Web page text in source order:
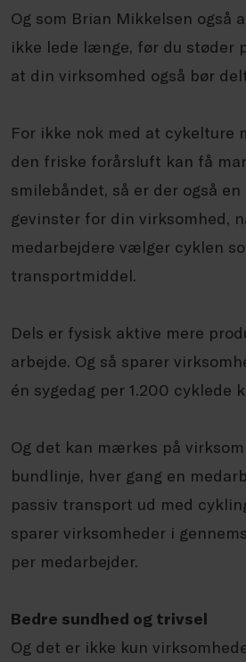
Og som Brian Mikkelsen også
ikke lede længe, før du støder
at din virksomhed også bør
For ikke nok med at cykelture
den friske forårsluft kan få
smilebåndet, så er der også
gevinster for din virksomhed,
medarbejdere vælger cyklen
transportmiddel.
Dels er fysisk aktive mere
arbejde. Og så sparer
én sygedag per 1.200 cyklede
Og det kan mærkes på
bundlinje, hver gang en
passiv transport ud med
sparer virksomheder i
per medarbejder.
Bedre sundhed og trivsel
Og det er ikke kun